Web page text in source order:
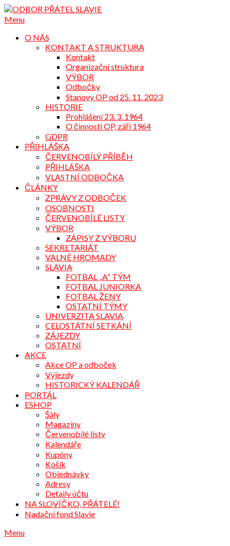
Přejdi
na
Menu
O NÁS
KONTAKT A STRUKTURA
Kontakt
Organizační struktura
VÝBOR
Odbočky
Stanovy OP od 25. 11. 2023
HISTORIE
Prohlášení 23. 3. 1964
O činnosti OP, září 1964
GDPR
PŘIHLÁŠKA
ČERVENOBÍLÝ PŘÍBĚH
PŘIHLÁŠKA
VLASTNÍ ODBOČKA
ČLÁNKY
ZPRÁVY Z ODBOČEK
OSOBNOSTI
ČERVENOBÍLÉ LISTY
VÝBOR
ZÁPISY Z VÝBORU
SEKRETARIÁT
VALNÉ HROMADY
SLAVIA
FOTBAL „A“ TÝM
FOTBAL JUNIORKA
FOTBAL ŽENY
OSTATNÍ TÝMY
UNIVERZITA SLAVIA
CELOSTÁTNÍ SETKÁNÍ
ZÁJEZDY
OSTATNÍ
AKCE
Akce OP a odboček
Výjezdy
HISTORICKÝ KALENDÁŘ
PORTÁL
ESHOP
Šály
Magazíny
Červenobílé listy
Kalendáře
Kupóny
Košík
Objednávky
Adresy
Detaily účtu
NA SLOVÍČKO, PŘÁTELÉ!
Nadační fond Slavie
Menu